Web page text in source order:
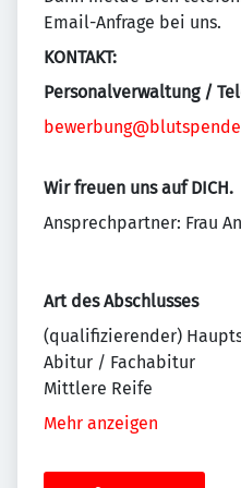
Email-Anfrage bei uns.
KONTAKT:
Personalverwaltung /
Wir freuen uns auf DICH.
Ansprechpartner: Frau
Art des Abschlusses
(qualifizierender)
Abitur / Fachabitur
Mittlere Reife
Mehr anzeigen